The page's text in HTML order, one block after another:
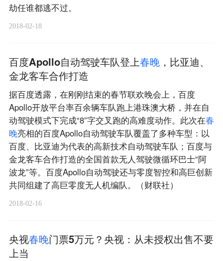
劫任谁都逃不过。
2018-02-18
百度Apollo自动驾驶车队登上春晚，比亚迪、
金龙客车合作打造
据百度透露，在刚刚结束的春节联欢晚会上，百度
Apollo开放平台率百余辆车队跑上港珠澳大桥，并在自
动驾驶模式下完成“8”字交叉跑的高难度动作。此次在春
晚亮相的百度Apollo自动驾驶车队覆盖了多种车型：以
百度、比亚迪为代表的高新技术自动驾驶车队；百度与
金龙客车合作打造的全国首款无人驾驶微循环巴士“阿
波龙”等。百度Apollo自动驾驶还与零度智控和高巨创新
共同组建了高巨零度无人机编队。（财联社）
2018-02-16
央视春晚门票5万元？央视：从未授权出售不要
上当